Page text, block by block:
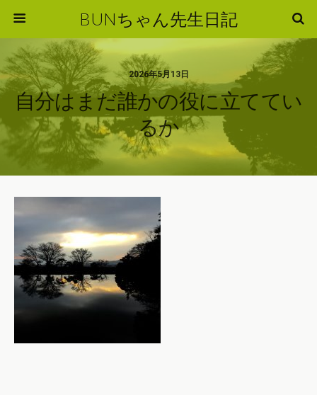
BUNちゃん先生日記
2026年5月13日
自分はまだ誰かの役に立ててい
るか